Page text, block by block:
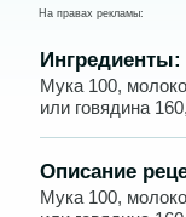
На правах рекламы:
Ингредиенты:
Мука 100,
или говядина
Описание
Мука 100,